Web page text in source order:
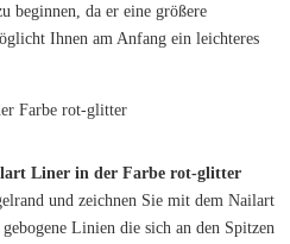
beginnen, da er eine größere
Ihnen am Anfang ein leichteres
Liner in der Farbe rot-glitter
und zeichnen Sie mit dem Nailart
Linien die sich an den Spitzen